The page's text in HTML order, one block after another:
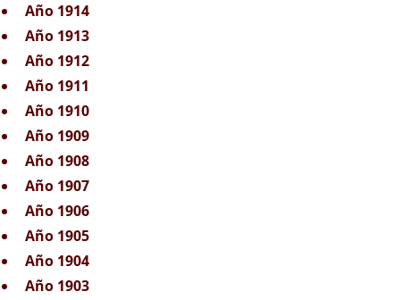
Año 1914
Año 1913
Año 1912
Año 1911
Año 1910
Año 1909
Año 1908
Año 1907
Año 1906
Año 1905
Año 1904
Año 1903